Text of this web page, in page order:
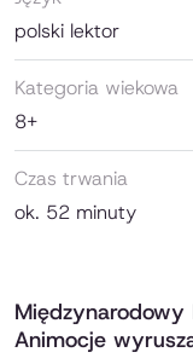
polski lektor
Kategoria wiekowa
8+
Czas trwania
ok. 52 minuty
Międzynarodowy
Animocje